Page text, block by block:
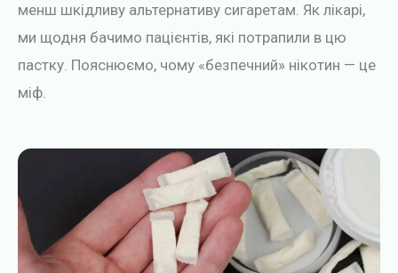
менш шкідливу альтернативу сигаретам. Як лікарі,
ми щодня бачимо пацієнтів, які потрапили в цю
пастку. Пояснюємо, чому «безпечний» нікотин — це
міф.